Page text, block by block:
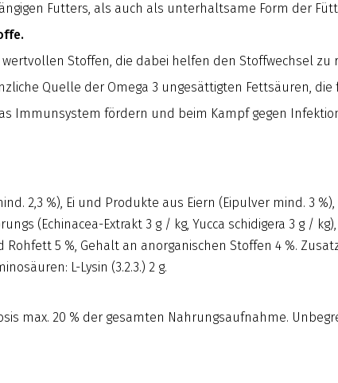
Futters, als auch als unterhaltsame Form der
Stoffen, die dabei helfen den Stoffwechsel
Quelle der Omega 3 ungesättigten Fettsäuren,
Immunsystem fördern und beim Kampf gegen
2,3 %), Ei und Produkte aus Eiern (Eipulver mind. 3
(Echinacea-Extrakt 3 g / kg, Yucca schidigera 3 g /
5 %, Gehalt an anorganischen Stoffen 4 %.
L-Lysin (3.2.3.) 2 g.
max. 20 % der gesamten Nahrungsaufnahme.